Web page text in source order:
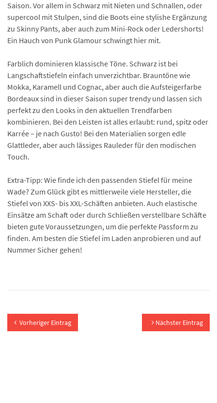
Saison. Vor allem in Schwarz mit Nieten und Schnallen, oder
supercool mit Stulpen, sind die Boots eine stylishe Ergänzung
zu Skinny Pants, aber auch zum Mini-Rock oder Ledershorts!
Ein Hauch von Punk Glamour schwingt hier mit.
Farblich dominieren klassische Töne. Schwarz ist bei
Langschaftstiefeln einfach unverzichtbar. Brauntöne wie
Mokka, Karamell und Cognac, aber auch die Aufsteigerfarbe
Bordeaux sind in dieser Saison super trendy und lassen sich
perfekt zu den Looks in den aktuellen Trendfarben
kombinieren. Bei den Leisten ist alles erlaubt: rund, spitz oder
Karrée – je nach Gusto! Bei den Materialien sorgen edle
Glattleder, aber auch lässiges Rauleder für den modischen
Touch.
Extra-Tipp: Wie finde ich den passenden Stiefel für meine
Wade? Zum Glück gibt es mittlerweile viele Hersteller, die
Stiefel von XXS- bis XXL-Schäften anbieten. Auch elastische
Einsätze am Schaft oder durch Schließen verstellbare Schäfte
bieten gute Voraussetzungen, um die perfekte Passform zu
finden. Am besten die Stiefel im Laden anprobieren und auf
Nummer Sicher gehen!
Vorheriger Eintrag Nächster Eintrag